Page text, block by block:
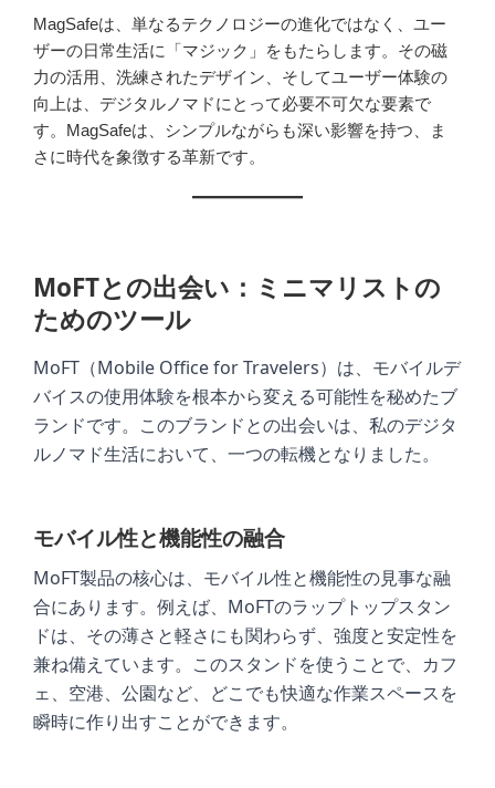
MagSafeは、単なるテクノロジーの進化ではなく、ユー
ザーの日常生活に「マジック」をもたらします。その磁
力の活用、洗練されたデザイン、そしてユーザー体験の
向上は、デジタルノマドにとって必要不可欠な要素で
す。MagSafeは、シンプルながらも深い影響を持つ、ま
さに時代を象徴する革新です。
MoFTとの出会い：ミニマリストの
ためのツール
MoFT（Mobile Office for Travelers）は、モバイルデ
バイスの使用体験を根本から変える可能性を秘めたブ
ランドです。このブランドとの出会いは、私のデジタ
ルノマド生活において、一つの転機となりました。
モバイル性と機能性の融合
MoFT製品の核心は、モバイル性と機能性の見事な融
合にあります。例えば、MoFTのラップトップスタン
ドは、その薄さと軽さにも関わらず、強度と安定性を
兼ね備えています。このスタンドを使うことで、カフ
ェ、空港、公園など、どこでも快適な作業スペースを
瞬時に作り出すことができます。